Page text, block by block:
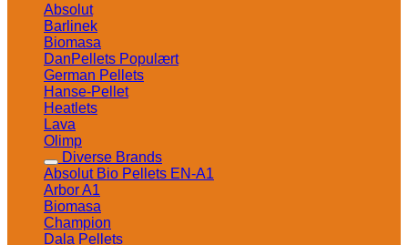
Absolut
Barlinek
Biomasa
DanPellets
German Pellets
Hanse-Pellet
Heatlets
Lava
Olimp
Diverse Brands
Absolut Bio Pellets EN-A1
Arbor A1
Biomasa
Champion
Dala Pellets